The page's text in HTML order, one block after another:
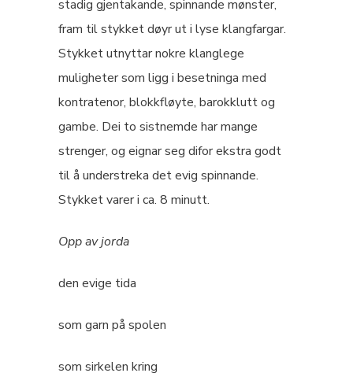
stadig gjentakande, spinnande mønster,
fram til stykket døyr ut i lyse klangfargar.
Stykket utnyttar nokre klanglege
muligheter som ligg i besetninga med
kontratenor, blokkfløyte, barokklutt og
gambe. Dei to sistnemde har mange
strenger, og eignar seg difor ekstra godt
til å understreka det evig spinnande.
Stykket varer i ca. 8 minutt.
Opp av jorda
den evige tida
som garn på spolen
som sirkelen kring